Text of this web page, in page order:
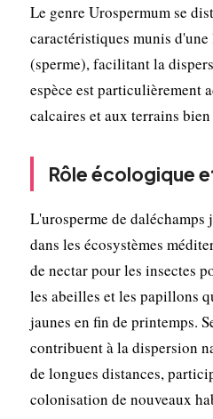
Le genre Urospermum se
caractéristiques munis
(sperme), facilitant la
espèce est particulièrement
calcaires et aux terrains
Rôle écologique
L'urosperme de
dans les écosystèmes
de nectar pour les insectes
les abeilles et les papillons
jaunes en fin de printemps.
contribuent à la dispersion
de longues distances,
colonisation de nouveaux